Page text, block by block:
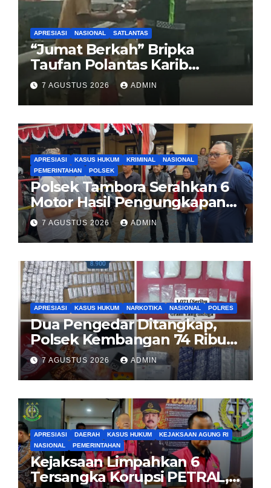
APRESIASI NASIONAL SATLANTAS
“Jumat Berkah” Bripka
Taufan Polantas Karib
Bagikan Nasi Kotak untuk
Sopir Truk yang Mogok di KM
00 Pondok Aren
7 AGUSTUS 2026 ADMIN
APRESIASI KASUS HUKUM KRIMINAL
NASIONAL
PEMERINTAHAN
POLSEK
Polsek Tambora Serahkan 6
Motor Hasil Pengungkapan
Kasus Curanmor Kepada
Pemilik Yang sah
7 AGUSTUS 2026 ADMIN
APRESIASI KASUS HUKUM NARKOTIKA NASIONAL POLRES
Dua Pengedar Ditangkap,
Polsek Kembangan 74 Ribu
Obat Keras, Sabu Hingga
Puluhan Vape Etomidate
Diamankan
7 AGUSTUS 2026 ADMIN
APRESIASI DAERAH KASUS HUKUM
KEJAKSAAN AGUNG RI
NASIONAL
PEMERINTAHAN
Kejaksaan Limpahkan 6
Tersangka Korupsi PETRAL,